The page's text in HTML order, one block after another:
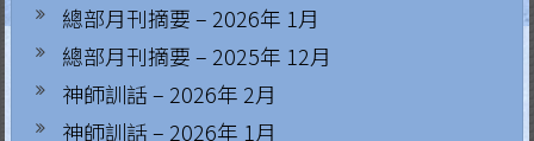
總部月刊摘要 – 2026年 1月
總部月刊摘要 – 2025年 12月
神師訓話 – 2026年 2月
神師訓話 – 2026年 1月